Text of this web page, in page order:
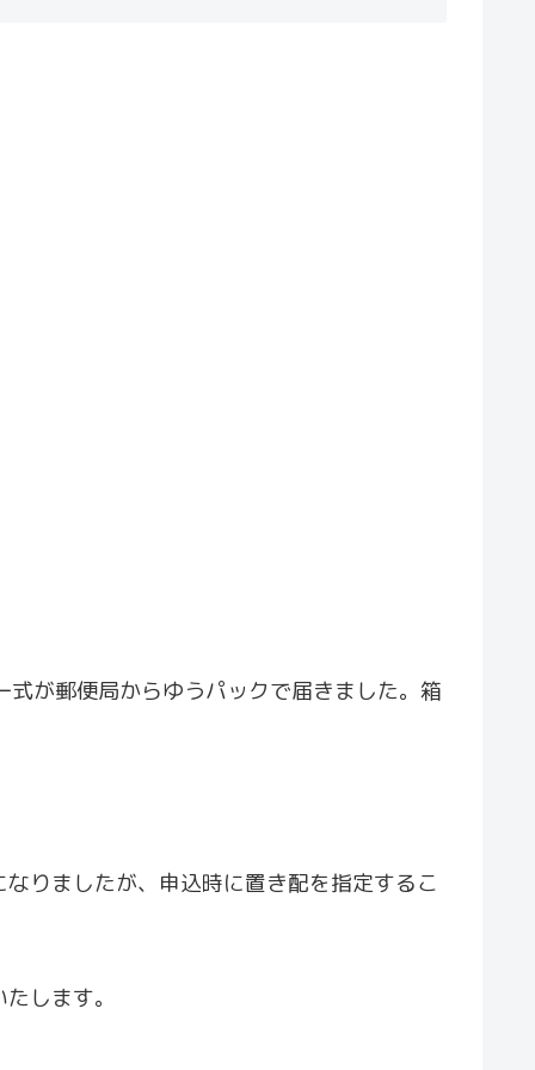
が郵便局からゆうパックで届きました。箱
りましたが、申込時に置き配を指定するこ
します。